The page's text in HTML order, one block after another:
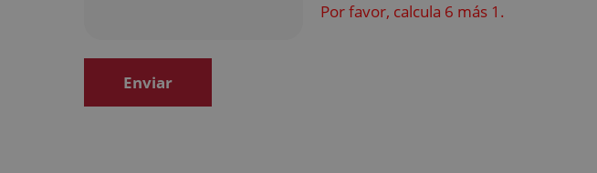
Por favor, calcula 6 más 1.
Enviar